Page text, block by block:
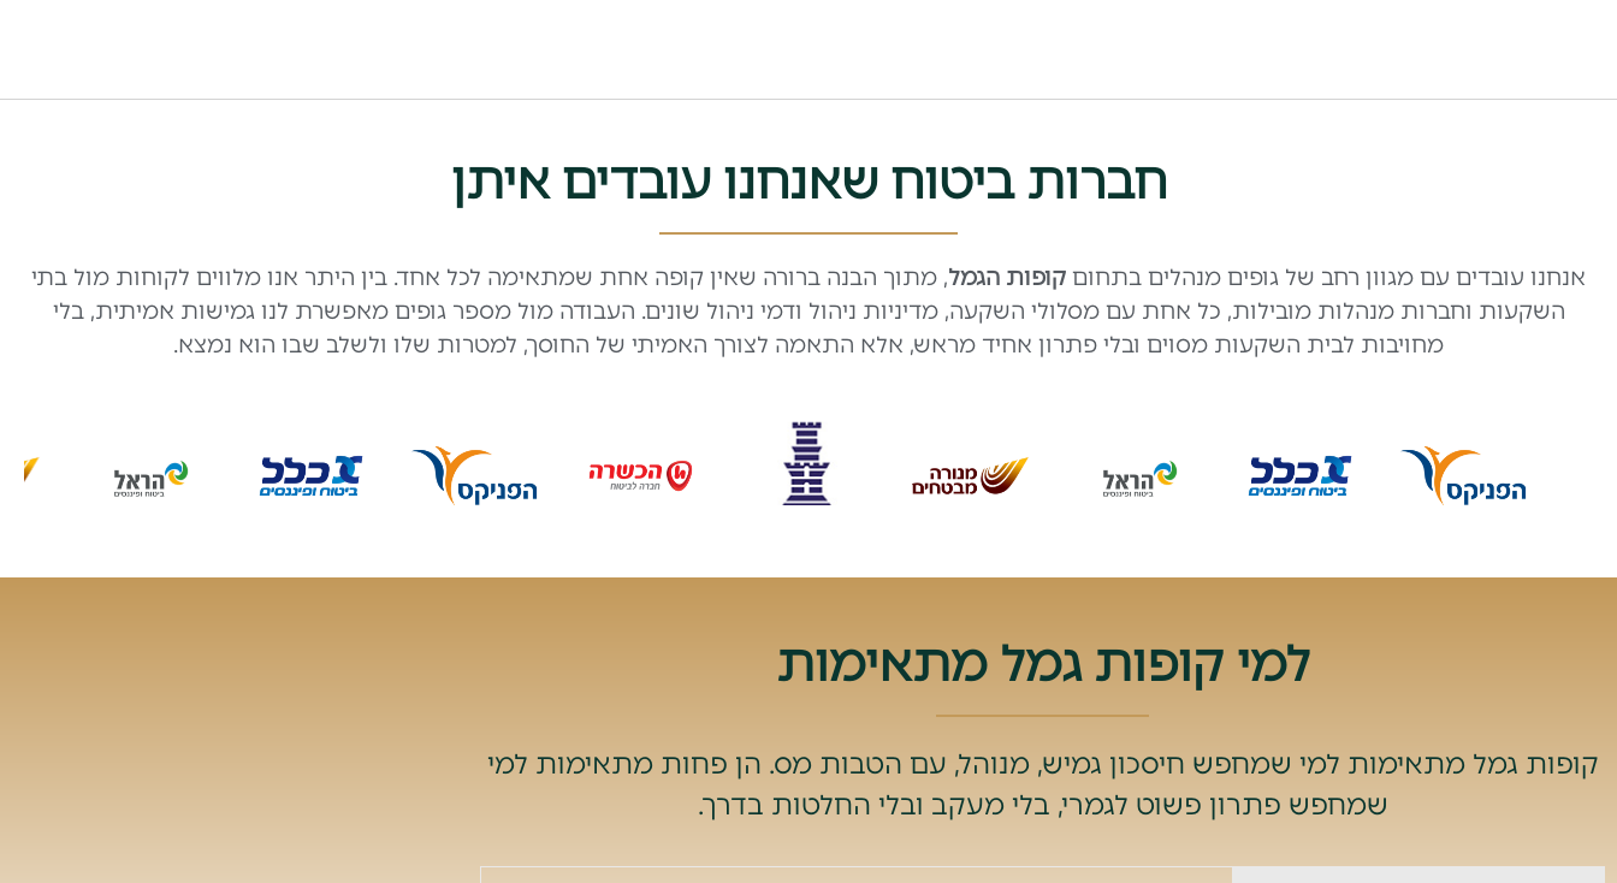
חברות ביטוח שאנחנו עובדים איתן
אנחנו עובדים עם מגוון רחב של גופים מנהלים בתחום קופות הגמל, מתוך הבנה ברורה שאין קופה אחת שמתאימה לכל אחד. בין היתר אנו מלווים לקוחות מול בתי
השקעות וחברות מנהלות מובילות, כל אחת עם מסלולי השקעה, מדיניות ניהול ודמי ניהול שונים. העבודה מול מספר גופים מאפשרת לנו גמישות אמיתית, בלי
מחויבות לבית השקעות מסוים ובלי פתרון אחיד מראש, אלא התאמה לצורך האמיתי של החוסך, למטרות שלו ולשלב שבו הוא נמצא.
למי קופות גמל מתאימות
קופות גמל מתאימות למי שמחפש חיסכון גמיש, מנוהל, עם הטבות מס. הן פחות מתאימות למי
שמחפש פתרון פשוט לגמרי, בלי מעקב ובלי החלטות בדרך.